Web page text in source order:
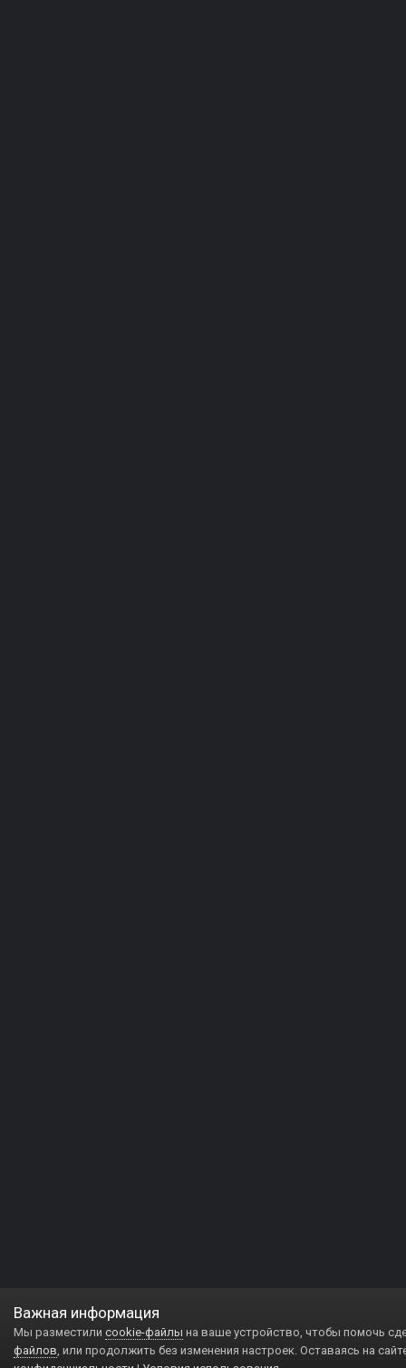
Важная информация
Мы разместили cookie-файлы на ваше устройство, чтобы помочь
файлов, или продолжить без изменения настроек. Оставаясь на